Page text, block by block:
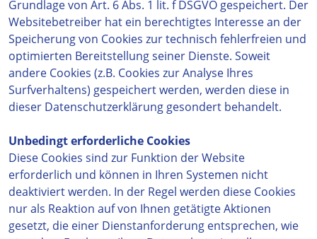
Grundlage von Art. 6 Abs. 1 lit. f DSGVO gespeichert. Der
Websitebetreiber hat ein berechtigtes Interesse an der
Speicherung von Cookies zur technisch fehlerfreien und
optimierten Bereitstellung seiner Dienste. Soweit
andere Cookies (z.B. Cookies zur Analyse Ihres
Surfverhaltens) gespeichert werden, werden diese in
dieser Datenschutzerklärung gesondert behandelt.
Unbedingt erforderliche Cookies
Diese Cookies sind zur Funktion der Website
erforderlich und können in Ihren Systemen nicht
deaktiviert werden. In der Regel werden diese Cookies
nur als Reaktion auf von Ihnen getätigte Aktionen
gesetzt, die einer Dienstanforderung entsprechen, wie